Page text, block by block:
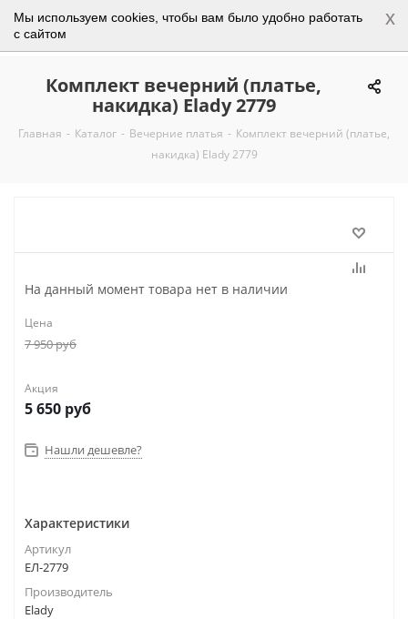
Мы используем cookies, чтобы вам было удобно работать
с сайтом
x
0
Комплект вечерний (платье,
накидка) Elady 2779
Главная - Каталог - Вечерние платья - Комплект вечерний (платье,
накидка) Elady 2779
На данный момент товара нет в наличии
Цена
7 950руб
Акция
5 650 руб
Нашли дешевле?
Характеристики
Артикул
ЕЛ-2779
Производитель
Elady